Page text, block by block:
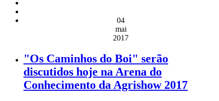
04
mai
2017
"Os Caminhos do Boi" serão
discutidos hoje na Arena do
Conhecimento da Agrishow 2017